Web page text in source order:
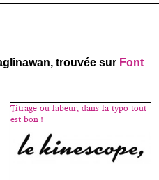
trouvée sur Font
Titrage ou labeur, dans la typo tout
est bon !